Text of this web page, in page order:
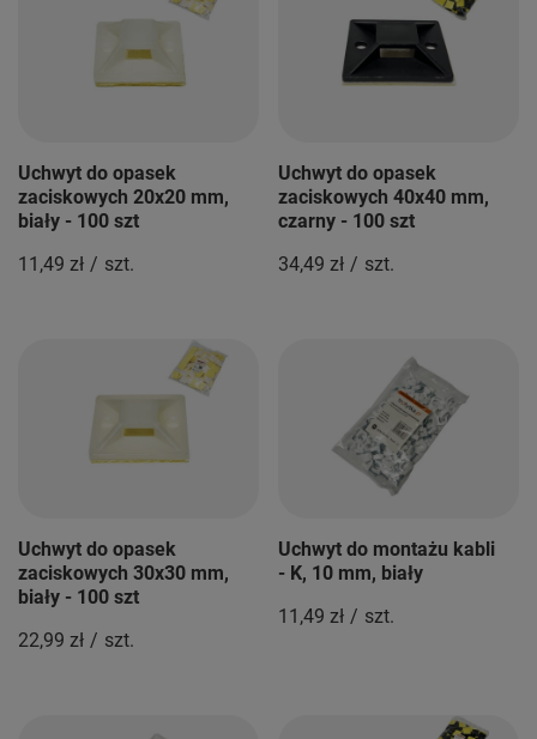
Uchwyt do opasek
zaciskowych 20x20 mm,
biały - 100 szt
11,49 zł / szt.
Uchwyt do opasek
zaciskowych 40x40 mm,
czarny - 100 szt
34,49 zł / szt.
Uchwyt do opasek
zaciskowych 30x30 mm,
biały - 100 szt
22,99 zł / szt.
Uchwyt do montażu kabli
- K, 10 mm, biały
11,49 zł / szt.